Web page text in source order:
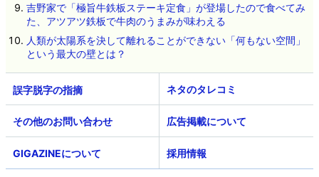
吉野家で「極旨牛鉄板ステーキ定食」が登場したので食べてみ
た、アツアツ鉄板で牛肉のうまみが味わえる
人類が太陽系を決して離れることができない「何もない空間」
という最大の壁とは？
ネタのタレコミ
その他のお問い合わせ 広告掲載について
GIGAZINEについて 採用情報